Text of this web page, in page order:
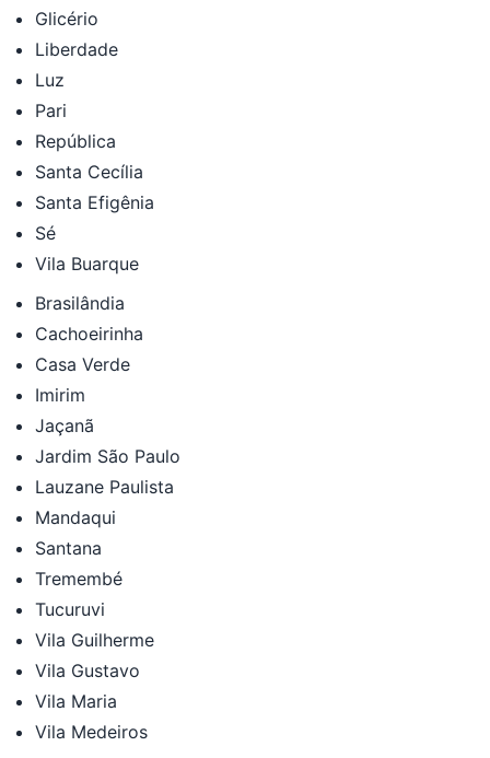
Glicério
Liberdade
Luz
Pari
República
Santa Cecília
Santa Efigênia
Sé
Vila Buarque
Brasilândia
Cachoeirinha
Casa Verde
Imirim
Jaçanã
Jardim São Paulo
Lauzane Paulista
Mandaqui
Santana
Tremembé
Tucuruvi
Vila Guilherme
Vila Gustavo
Vila Maria
Vila Medeiros